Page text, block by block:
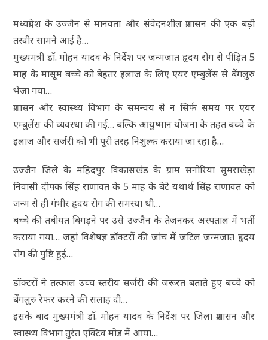
मध्यप्रदेश के उज्जैन से मानवता और संवेदनशील प्रशासन की एक बड़ी
तस्वीर सामने आई है…
मुख्यमंत्री डॉ. मोहन यादव के निर्देश पर जन्मजात हृदय रोग से पीड़ित 5
माह के मासूम बच्चे को बेहतर इलाज के लिए एयर एम्बुलेंस से बेंगलुरु
भेजा गया…
प्रशासन और स्वास्थ्य विभाग के समन्वय से न सिर्फ समय पर एयर
एम्बुलेंस की व्यवस्था की गई… बल्कि आयुष्मान योजना के तहत बच्चे के
इलाज और सर्जरी को भी पूरी तरह निशुल्क कराया जा रहा है…
उज्जैन जिले के महिदपुर विकासखंड के ग्राम सनोरिया सुमराखेड़ा
निवासी दीपक सिंह राणावत के 5 माह के बेटे यथार्थ सिंह राणावत को
जन्म से ही गंभीर हृदय रोग की समस्या थी…
बच्चे की तबीयत बिगड़ने पर उसे उज्जैन के तेजनकर अस्पताल में भर्ती
कराया गया… जहां विशेषज्ञ डॉक्टरों की जांच में जटिल जन्मजात हृदय
रोग की पुष्टि हुई…
डॉक्टरों ने तत्काल उच्च स्तरीय सर्जरी की जरूरत बताते हुए बच्चे को
बेंगलुरु रेफर करने की सलाह दी…
इसके बाद मुख्यमंत्री डॉ. मोहन यादव के निर्देश पर जिला प्रशासन और
स्वास्थ्य विभाग तुरंत एक्टिव मोड में आया…